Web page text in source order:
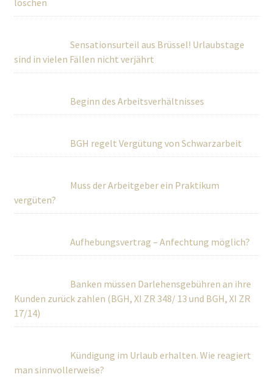
löschen
Sensationsurteil aus Brüssel! Urlaubstage
sind in vielen Fällen nicht verjährt
Beginn des Arbeitsverhältnisses
BGH regelt Vergütung von Schwarzarbeit
Muss der Arbeitgeber ein Praktikum
vergüten?
Aufhebungsvertrag – Anfechtung möglich?
Banken müssen Darlehensgebühren an ihre
Kunden zurück zahlen (BGH, XI ZR 348/ 13 und BGH, XI ZR
17/14)
Kündigung im Urlaub erhalten. Wie reagiert
man sinnvollerweise?